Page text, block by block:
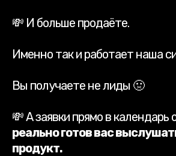
💸 И больше продаёте.
Именно так и работает наша
Вы получаете не лиды 🤢
💸 А заявки прямо в календарь
реально готов вас
продукт.